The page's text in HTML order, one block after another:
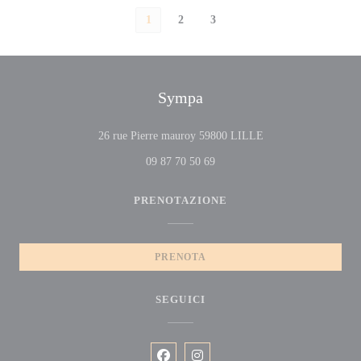
1 2 3
Sympa
26 rue Pierre mauroy 59800 LILLE((apre una nuova
09 87 70 50 69
PRENOTAZIONE
PRENOTA
SEGUICI